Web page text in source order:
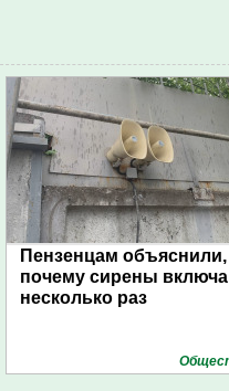
Пензенцам объяснили,
почему сирены
несколько раз